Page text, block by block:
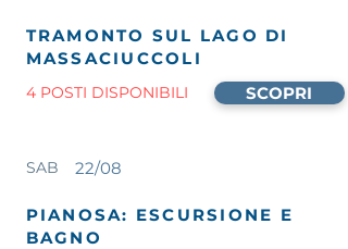
TRAMONTO SUL LAGO DI
MASSACIUCCOLI
4 POSTI DISPONIBILI SCOPRI
SAB 22/08
PIANOSA: ESCURSIONE E
BAGNO